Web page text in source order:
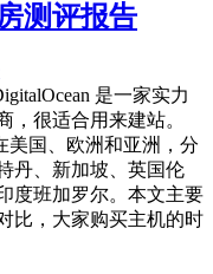
测评报告
是一家实力
，很适合用来建站。
美国、欧洲和亚洲，分
丹、新加坡、英国伦
度班加罗尔。本文主要
比，大家购买主机的时